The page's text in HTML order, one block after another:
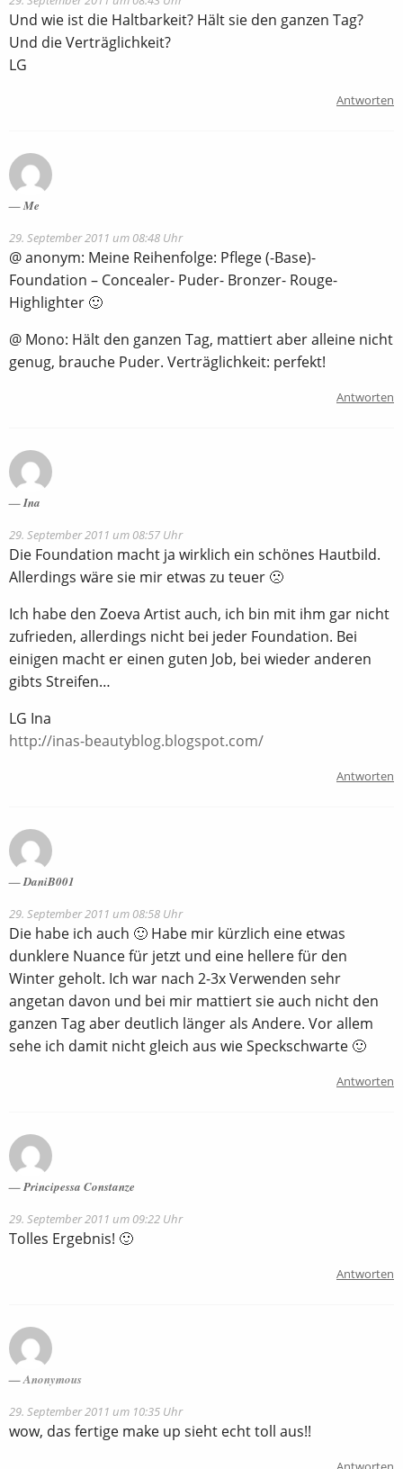
Und wie ist die Haltbarkeit? Hält sie den ganzen Tag?
Und die Verträglichkeit?
LG
Antworten
Me
29. September 2011 um 08:48 Uhr
@ anonym: Meine Reihenfolge: Pflege (-Base)-
Foundation – Concealer- Puder- Bronzer- Rouge-
Highlighter 🙂
@ Mono: Hält den ganzen Tag, mattiert aber alleine nicht
genug, brauche Puder. Verträglichkeit: perfekt!
Antworten
Ina
29. September 2011 um 08:57 Uhr
Die Foundation macht ja wirklich ein schönes Hautbild.
Allerdings wäre sie mir etwas zu teuer 🙁
Ich habe den Zoeva Artist auch, ich bin mit ihm gar nicht
zufrieden, allerdings nicht bei jeder Foundation. Bei
einigen macht er einen guten Job, bei wieder anderen
gibts Streifen…
LG Ina
http://inas-beautyblog.blogspot.com/
Antworten
DaniB001
29. September 2011 um 08:58 Uhr
Die habe ich auch 🙂 Habe mir kürzlich eine etwas
dunklere Nuance für jetzt und eine hellere für den
Winter geholt. Ich war nach 2-3x Verwenden sehr
angetan davon und bei mir mattiert sie auch nicht den
ganzen Tag aber deutlich länger als Andere. Vor allem
sehe ich damit nicht gleich aus wie Speckschwarte 🙂
Antworten
Principessa Constanze
29. September 2011 um 09:22 Uhr
Tolles Ergebnis! 🙂
Antworten
Anonymous
29. September 2011 um 10:35 Uhr
wow, das fertige make up sieht echt toll aus!!